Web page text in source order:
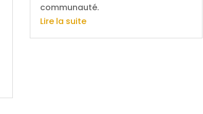
communauté.
Lire la suite